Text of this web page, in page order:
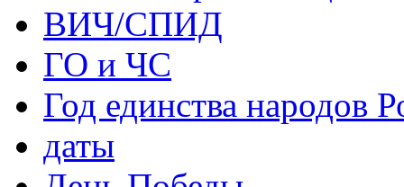
ВИЧ/СПИД
ГО и ЧС
Год единства народов
даты